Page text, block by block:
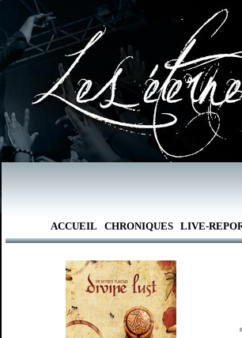
ACCUEIL CHRONIQUES LIVE-